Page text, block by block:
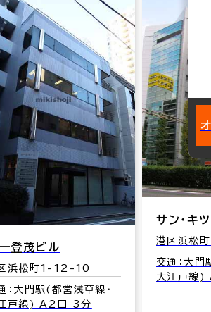
登茂ビル
浜松町1-12-10
：大門駅(都営浅草線･
戸線) A2口 3分
サン・キ
港区浜松
交通：大
大江戸線